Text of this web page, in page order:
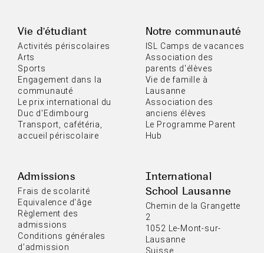
Vie d'étudiant
Activités périscolaires
Arts
Sports
Engagement dans la
communauté
Le prix international du
Duc d'Edimbourg
Transport, cafétéria,
accueil périscolaire
Notre communauté
ISL Camps de vacances
Association des
parents d'élèves
Vie de famille à
Lausanne
Association des
anciens élèves
Le Programme Parent
Hub
Admissions
Frais de scolarité
Equivalence d'âge
Règlement des
admissions
Conditions générales
d’admission
International
School Lausanne
Chemin de la Grangette
2
1052 Le-Mont-sur-
Lausanne
Suisse